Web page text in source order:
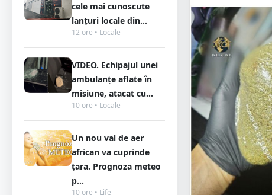
cele mai cunoscute
lanțuri locale din...
12 ore • Locale
VIDEO. Echipajul unei
ambulanțe aflate în
misiune, atacat cu...
10 ore • Locale
Un nou val de aer
african va cuprinde
țara. Prognoza meteo
p...
10 ore • Life